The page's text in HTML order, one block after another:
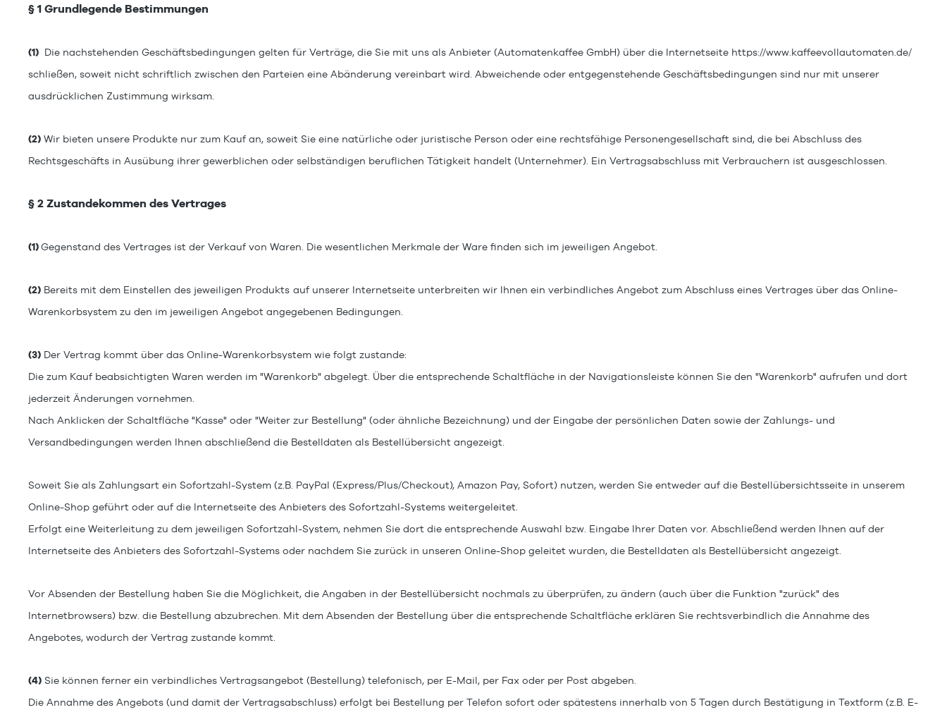
§ 1 Grundlegende Bestimmungen
(1) Die nachstehenden Geschäftsbedingungen gelten für Verträge, die Sie mit uns als Anbieter (Automatenkaffee GmbH) über die Internetseite https://www.kaffeevollautomaten.de/
schließen, soweit nicht schriftlich zwischen den Parteien eine Abänderung vereinbart wird. Abweichende oder entgegenstehende Geschäftsbedingungen sind nur mit unserer
ausdrücklichen Zustimmung wirksam.
(2) Wir bieten unsere Produkte nur zum Kauf an, soweit Sie eine natürliche oder juristische Person oder eine rechtsfähige Personengesellschaft sind, die bei Abschluss des
Rechtsgeschäfts in Ausübung ihrer gewerblichen oder selbständigen beruflichen Tätigkeit handelt (Unternehmer). Ein Vertragsabschluss mit Verbrauchern ist ausgeschlossen.
§ 2 Zustandekommen des Vertrages
(1)Gegenstand des Vertrages ist der Verkauf von Waren Die wesentlichen Merkmale der Ware finden sich im jeweiligen Angebot.
(2) Bereits mit dem Einstellen des jeweiligen Produkts auf unserer Internetseite unterbreiten wir Ihnen ein verbindliches Angebot zum Abschluss eines Vertrages über das Online-
Warenkorbsystem zu den im jeweiligen Angebot angegebenen Bedingungen.
(3) Der Vertrag kommt über das Online-Warenkorbsystem wie folgt zustande:
Die zum Kauf beabsichtigten Waren werden im "Warenkorb" abgelegt. Über die entsprechende Schaltfläche in der Navigationsleiste können Sie den "Warenkorb" aufrufen und dort
jederzeit Änderungen vornehmen.
Nach Anklicken der Schaltfläche "Kasse" oder "Weiter zur Bestellung" (oder ähnliche Bezeichnung) und der Eingabe der persönlichen Daten sowie der Zahlungs- und
Versandbedingungen werden Ihnen abschließend die Bestelldaten als Bestellübersicht angezeigt.
Soweit Sie als Zahlungsart ein Sofortzahl-System (z.B. PayPal (Express/Plus/Checkout), Amazon Pay, Sofort) nutzen, werden Sie entweder auf die Bestellübersichtsseite in unserem
Online-Shop geführt oder auf die Internetseite des Anbieters des Sofortzahl-Systems weitergeleitet.
Erfolgt eine Weiterleitung zu dem jeweiligen Sofortzahl-System, nehmen Sie dort die entsprechende Auswahl bzw. Eingabe Ihrer Daten vor. Abschließend werden Ihnen auf der
Internetseite des Anbieters des Sofortzahl-Systems oder nachdem Sie zurück in unseren Online-Shop geleitet wurden, die Bestelldaten als Bestellübersicht angezeigt.
Vor Absenden der Bestellung haben Sie die Möglichkeit, die Angaben in der Bestellübersicht nochmals zu überprüfen, zu ändern (auch über die Funktion "zurück" des
Internetbrowsers) bzw. die Bestellung abzubrechen. Mit dem Absenden der Bestellung über die entsprechende Schaltfläche erklären Sie rechtsverbindlich die Annahme des
Angebotes, wodurch der Vertrag zustande kommt.
(4) Sie können ferner ein verbindliches Vertragsangebot (Bestellung) telefonisch, per E-Mail, per Fax oder per Post abgeben.
Die Annahme des Angebots (und damit der Vertragsabschluss) erfolgt bei Bestellung per Telefon sofort oder spätestens innerhalb von 5 Tagen durch Bestätigung in Textform (z.B. E-